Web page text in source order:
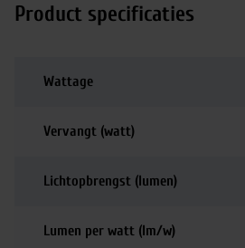
Product specificaties
Wattage
Vervangt (watt)
Lichtopbrengst (lumen)
Lumen per watt (lm/w)